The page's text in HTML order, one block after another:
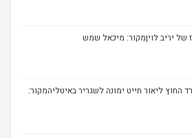
של יריב לויןמקור: מיכאל שמש
כמו כן- איש משרד החוץ ליאור חייט ימונה לשגריר באיטליהמקור: